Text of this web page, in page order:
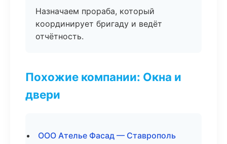
Назначаем прораба, который
координирует бригаду и ведёт
отчётность.
Похожие компании: Окна и
двери
ООО Ателье Фасад — Ставрополь